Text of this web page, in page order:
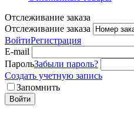
Отслеживание заказа
Отслеживание заказа
ВойтиРегистрация
E-mail
ПарольЗабыли пароль?
Создать учетную запись
Запомнить
Войти